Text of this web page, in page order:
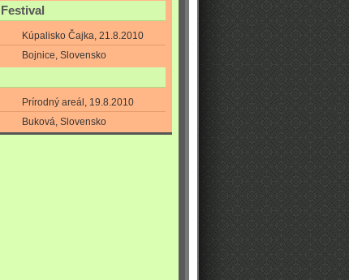
Kúpalisko Čajka, 21.8.2010
Bojnice, Slovensko
Prírodný areál, 19.8.2010
Buková, Slovensko